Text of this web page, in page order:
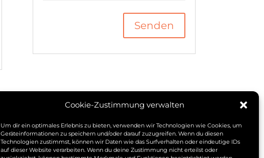
Cookie-Zustimmung verwalten
Um dir ein optimales Erlebnis zu bieten, verwenden wir Technologien wie Cookies, um
Geräteinformationen zu speichern und/oder darauf zuzugreifen. Wenn du diesen
Technologien zustimmst, können wir Daten wie das Surfverhalten oder eindeutige IDs
auf dieser Website verarbeiten. Wenn du deine Zustimmung nicht erteilst oder
Senden